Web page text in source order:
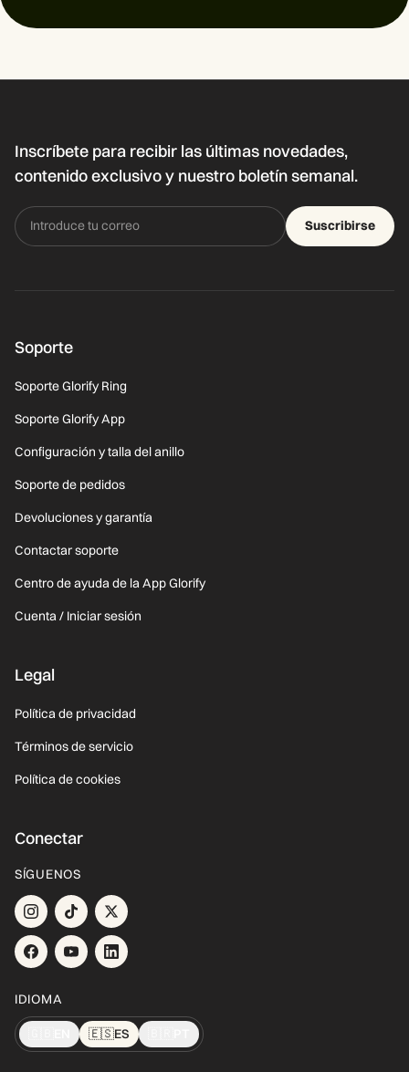
Inscríbete para recibir las últimas novedades,
contenido exclusivo y nuestro boletín semanal.
Suscribirse
Soporte
Soporte Glorify Ring
Soporte Glorify App
Configuración y talla del anillo
Soporte de pedidos
Devoluciones y garantía
Contactar soporte
Centro de ayuda de la App Glorify
Cuenta / Iniciar sesión
Legal
Política de privacidad
Términos de servicio
Política de cookies
Conectar
SÍGUENOS
IDIOMA
🇪🇸ES